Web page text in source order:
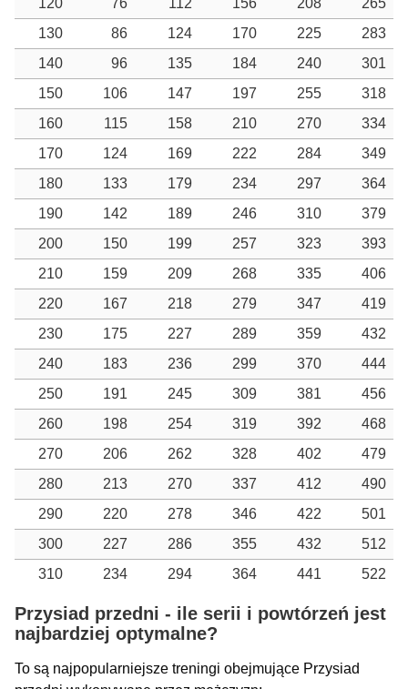
120 76 112 156 208
265
130
86 124 170 225
283
140
96 135 184 240
301
150
106 147 197 255
318
160
115 158 210 270
334
170
124 169 222 284
349
180
133 179 234 297
364
190
142 189 246 310
379
200
150 199 257 323
393
210
159 209 268 335
406
220
167 218 279 347
419
230
175 227 289 359
432
240
183 236 299 370
444
250
191 245 309 381
456
260
198 254 319 392
468
270
206 262 328 402
479
280
213 270 337 412
490
290
220 278 346 422
501
300
227 286 355 432
512
310
234 294 364 441 522
Przysiad przedni - ile serii i powtórzeń jest
najbardziej optymalne?
To są najpopularniejsze treningi obejmujące Przysiad